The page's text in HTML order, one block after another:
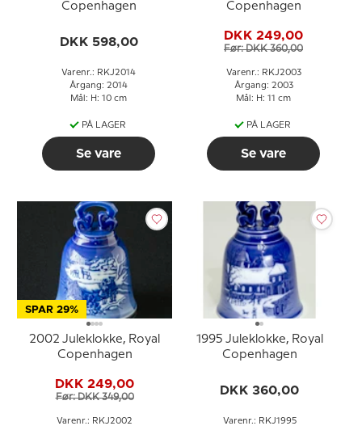
Copenhagen
DKK 598,00
Varenr.: RKJ2014
Årgang: 2014
Mål: H: 10 cm
PÅ LAGER
Se vare
Copenhagen
DKK 249,00
Før: DKK 360,00
Varenr.: RKJ2003
Årgang: 2003
Mål: H: 11 cm
PÅ LAGER
Se vare
SPAR 29%
2002 Juleklokke, Royal
Copenhagen
DKK 249,00
Før: DKK 349,00
Varenr.: RKJ2002
1995 Juleklokke, Royal
Copenhagen
DKK 360,00
Varenr.: RKJ1995